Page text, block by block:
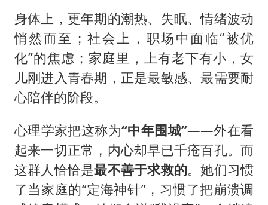
身体上，更年期的潮热、失眠、情绪波动
悄然而至；社会上，职场中面临“被优
化”的焦虑；家庭里，上有老下有小，女
儿刚进入青春期，正是最敏感、最需要耐
心陪伴的阶段。
心理学家把这称为“中年围城”——外在看
起来一切正常，内心却早已千疮百孔。而
这群人恰恰是最不善于求救的。她们习惯
了当家庭的“定海神针”，习惯了把崩溃调